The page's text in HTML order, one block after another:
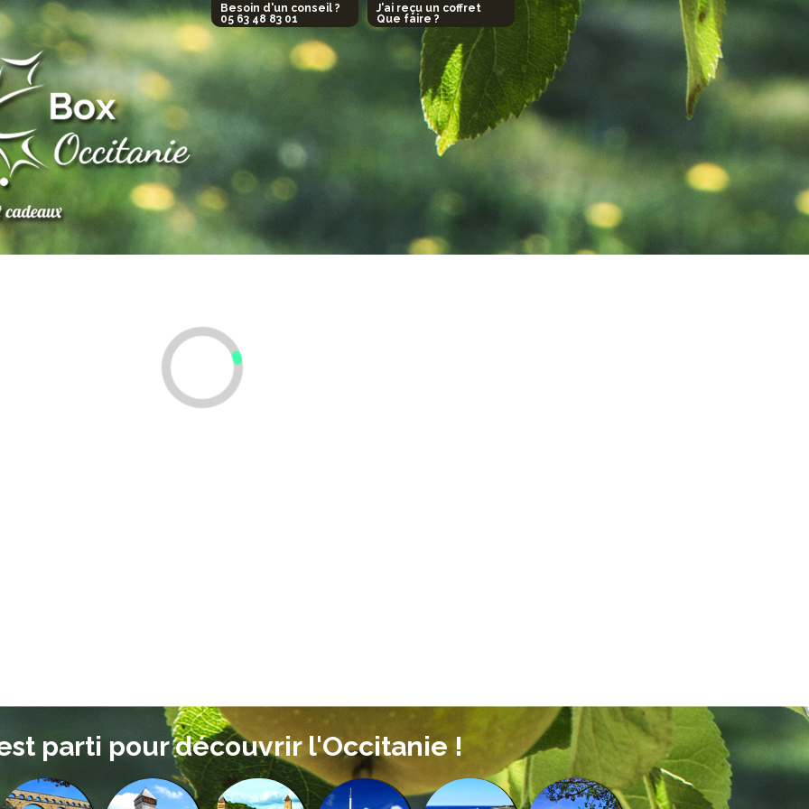
Besoin d'un conseil ?
05 63 48 83 01
J'ai reçu un coffret
Que faire ?
parti pour découvrir l'Occitanie !